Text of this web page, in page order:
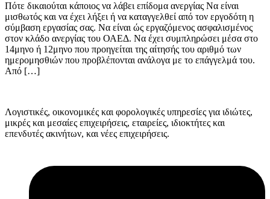
Πότε δικαιούται κάποιος να λάβει επίδομα ανεργίας Να είναι
μισθωτός και να έχει λήξει ή να καταγγελθεί από τον εργοδότη η
σύμβαση εργασίας σας. Να είναι ώς εργαζόμενος ασφαλισμένος
στον κλάδο ανεργίας του ΟΑΕΔ. Να έχει συμπληρώσει μέσα στο
14μηνο ή 12μηνο που προηγείται της αίτησής του αριθμό των
ημερομησθιών που προβλέπονται ανάλογα με το επάγγελμά του.
Από […]
Λογιστικές, οικονομικές και φορολογικές υπηρεσίες για ιδιώτες,
μικρές και μεσαίες επιχειρήσεις, εταιρείες, ιδιοκτήτες και
επενδυτές ακινήτων, και νέες επιχειρήσεις.